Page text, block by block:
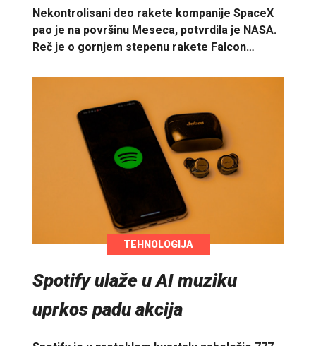
Nekontrolisani deo rakete kompanije SpaceX
pao je na površinu Meseca, potvrdila je NASA.
Reč je o gornjem stepenu rakete Falcon…
TEHNOLOGIJA
Spotify ulaže u AI muziku
uprkos padu akcija